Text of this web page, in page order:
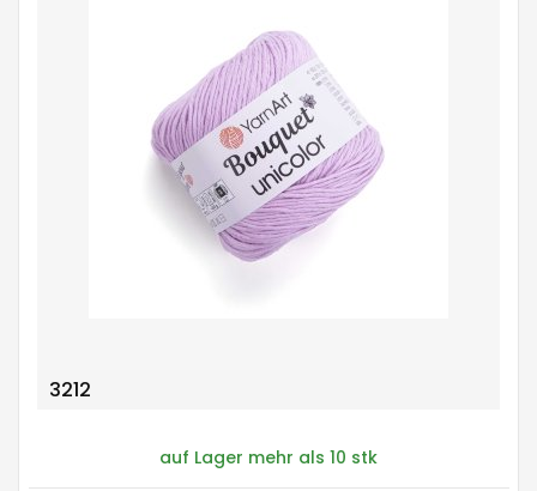
3212
auf Lager mehr als 10 stk